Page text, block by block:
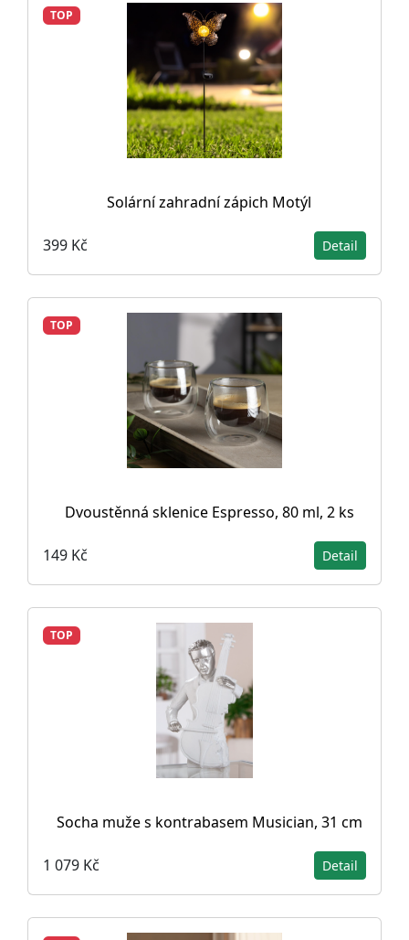
TOP
Solární zahradní zápich Motýl
399 Kč Detail
TOP
Dvoustěnná sklenice Espresso, 80 ml, 2 ks
149 Kč Detail
TOP
Socha muže s kontrabasem Musician, 31 cm
1 079 Kč Detail